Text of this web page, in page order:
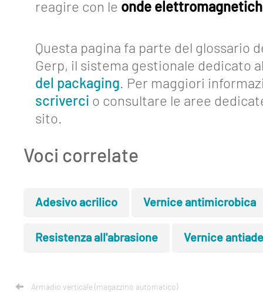
reagire con le onde
Questa pagina fa parte del glossario
Gerp, il sistema gestionale dedicato
del packaging. Per maggiori
scriverci o consultare le aree
sito.
Voci correlate
Adesivo acrilico Vernice antimicrobica
Resistenza all'abrasione Vernice
Armadio verticale (magazzino automatico)